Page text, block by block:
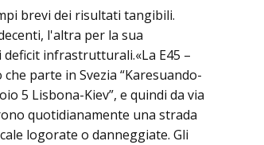
brevi dei risultati tangibili.
l'altra per la sua
infrastrutturali.«La E45 –
parte in Svezia “Karesuando-
5 Lisbona-Kiev”, e quindi da via
quotidianamente una strada
logorate o danneggiate. Gli